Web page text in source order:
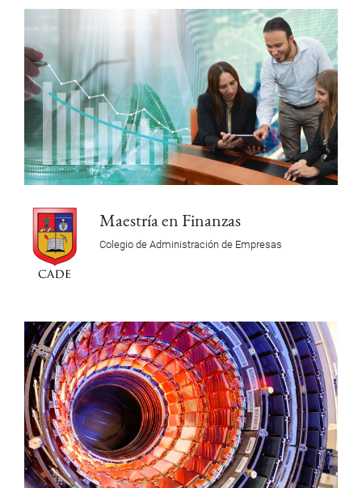
Maestría en Finanzas
Colegio de Administración de Empresas